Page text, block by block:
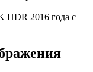
HDR 2016 года с